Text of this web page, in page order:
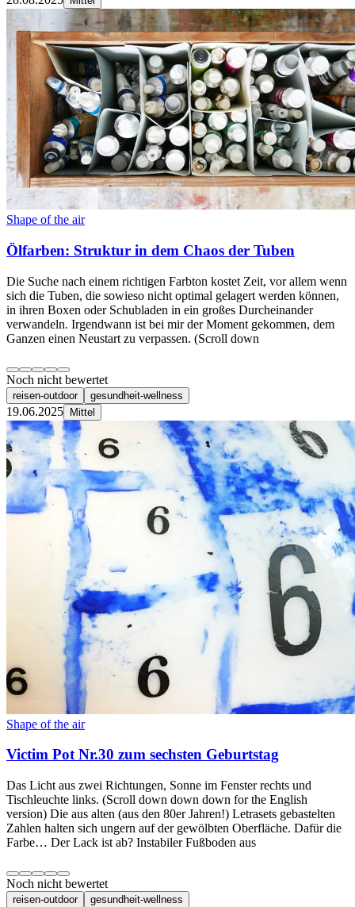
Shape of the air
Ölfarben: Struktur in dem Chaos der Tuben
Die Suche nach einem richtigen Farbton kostet Zeit, vor allem wenn
sich die Tuben, die sowieso nicht optimal gelagert werden können,
in ihren Boxen oder Schubladen in ein großes Durcheinander
verwandeln. Irgendwann ist bei mir der Moment gekommen, dem
Ganzen einen Neustart zu verpassen. (Scroll down
Noch nicht bewertet
reisen-outdoor gesundheit-wellness
19.06.2025 Mittel
Shape of the air
Victim Pot Nr.30 zum sechsten Geburtstag
Das Licht aus zwei Richtungen, Sonne im Fenster rechts und
Tischleuchte links. (Scroll down down down for the English
version) Die aus alten (aus den 80er Jahren!) Letrasets gebastelten
Zahlen halten sich ungern auf der gewölbten Oberfläche. Dafür die
Farbe… Der Lack ist ab? Instabiler Fußboden aus
Noch nicht bewertet
reisen-outdoor gesundheit-wellness